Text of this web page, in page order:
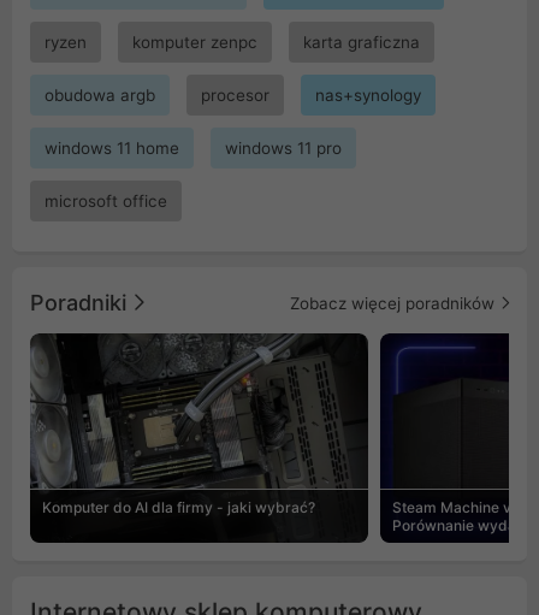
ryzen komputer zenpc karta graficzna
obudowa argb procesor nas+synology
windows 11 home windows 11 pro
microsoft office
Poradniki Zobacz więcej poradników
Komputer do AI dla firmy - jaki wybrać?
Steam Machine vs
Porównanie